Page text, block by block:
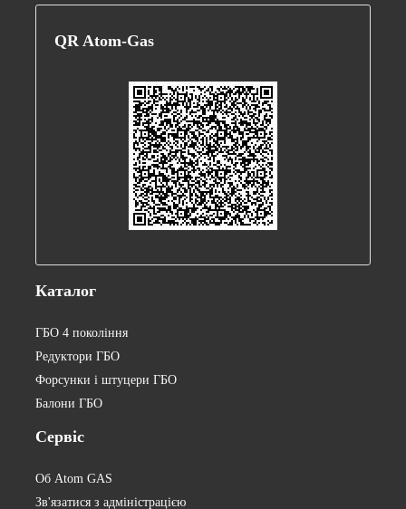
QR Atom-Gas
Каталог
ГБО 4 покоління
Редуктори ГБО
Форсунки і штуцери ГБО
Балони ГБО
Сервіс
Об Atom GAS
Зв'язатися з адміністрацією